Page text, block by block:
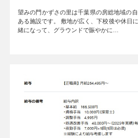
望みの門かずさの里は千葉県の房総地域の
ある施設です。 敷地が広く、下校後や休日
緒になって、グラウンドで賑やかに…